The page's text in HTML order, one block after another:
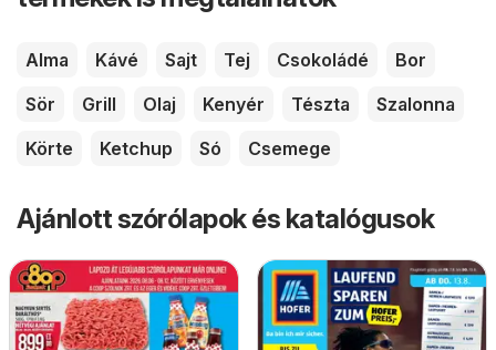
Alma Kávé Sajt Tej Csokoládé
Bor
Sör
Grill Olaj Kenyér Tészta
Szalonna
Körte
Ketchup Só Csemege
Ajánlott szórólapok és katalógusok